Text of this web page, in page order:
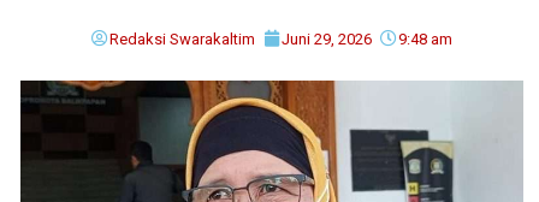
Redaksi Swarakaltim Juni 29, 2026 9:48 am